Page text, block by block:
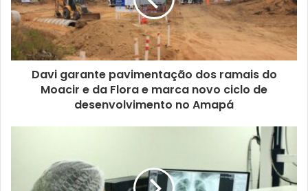
Davi garante pavimentação dos ramais do
Moacir e da Flora e marca novo ciclo de
desenvolvimento no Amapá